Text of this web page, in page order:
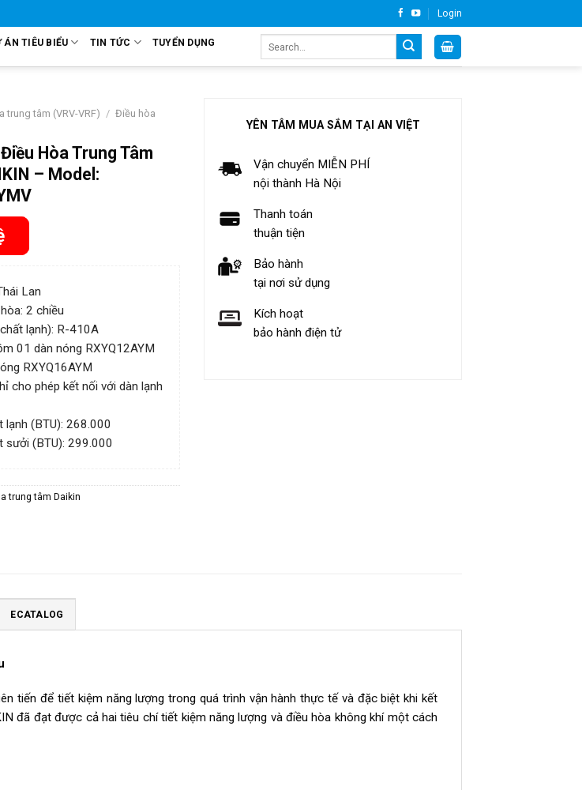
Login
ÁN TIÊU BIỂU TIN TỨC TUYỂN DỤNG
trung tâm (VRV-VRF) / Điều hòa
Hòa Trung Tâm
– Model:
Lan
2 chiều
lạnh): R-410A
01 dàn nóng RXYQ12AYM
RXYQ16AYM
cho phép kết nối với dàn lạnh
lạnh (BTU): 268.000
sưởi (BTU): 299.000
trung tâm Daikin
YÊN TÂM MUA SẮM TẠI AN VIỆT
Vận chuyển MIỄN PHÍ
nội thành Hà Nội
Thanh toán
thuận tiện
Bảo hành
tại nơi sử dụng
Kích hoạt
bảo hành điện tử
ECATALOG
tiến để tiết kiệm năng lượng trong quá trình vận hành thực tế và đặc biệt khi kết
đã đạt được cả hai tiêu chí tiết kiệm năng lượng và điều hòa không khí một cách